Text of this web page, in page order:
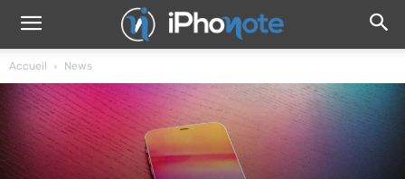
Accueil News